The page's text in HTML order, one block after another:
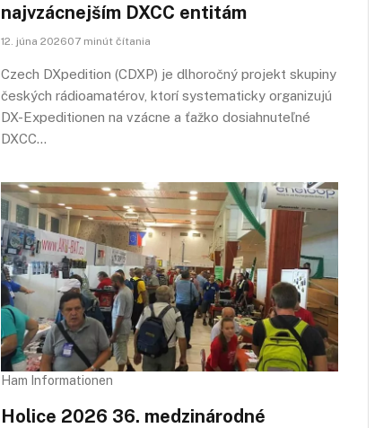
najvzácnejším DXCC entitám
12. júna 202607 minút čítania
Czech DXpedition (CDXP) je dlhoročný projekt skupiny
českých rádioamatérov, ktorí systematicky organizujú
DX-Expeditionen na vzácne a ťažko dosiahnuteľné
DXCC…
Ham Informationen
Holice 2026 36. medzinárodné